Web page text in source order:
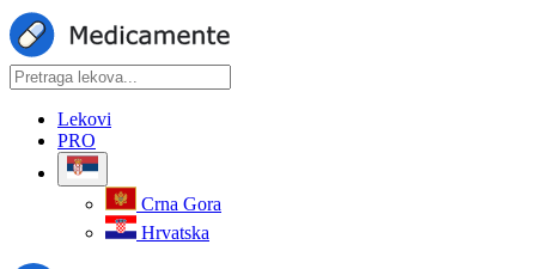
Lekovi
PRO
Crna Gora
Hrvatska